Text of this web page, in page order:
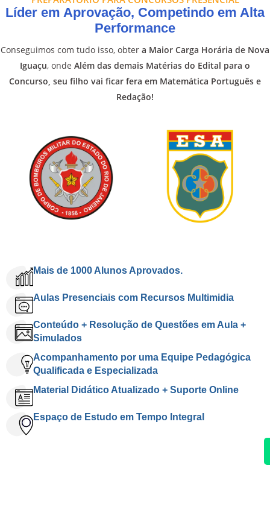
Líder em Aprovação, Competindo em Alta
Performance
Conseguimos com tudo isso, obter a Maior Carga Horária de Nova
Iguaçu, onde Além das demais Matérias do Edital para o
Concurso, seu filho vai ficar fera em Matemática Português e
Redação!
Mais de 1000 Alunos Aprovados.
Aulas Presenciais com Recursos Multimidia
Conteúdo + Resolução de Questões em Aula +
Simulados
Acompanhamento por uma Equipe Pedagógica
Qualificada e Especializada
Material Didático Atualizado + Suporte Online
Espaço de Estudo em Tempo Integral